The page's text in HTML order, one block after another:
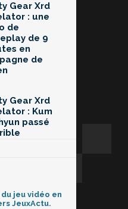
Gear Xrd
: une
de
de 9
en
de
Gear Xrd
: Kum
passé
jeu vidéo en
JeuxActu.